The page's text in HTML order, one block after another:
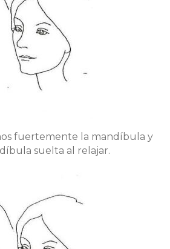
fuertemente la mandíbula y
suelta al relajar.